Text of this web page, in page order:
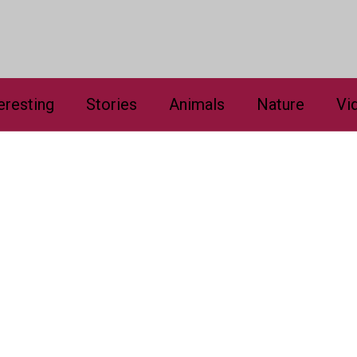
Stories Animals Nature